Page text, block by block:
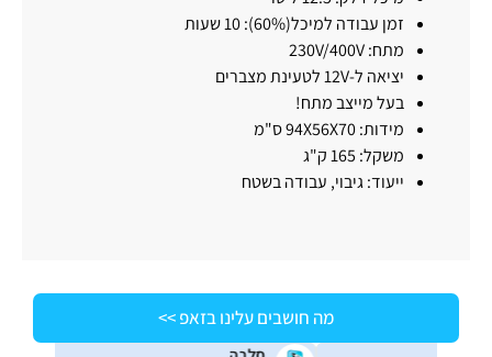
זמן עבודה למיכל(60%): 10 שעות
מתח: 230V/400V
יציאה ל-12V לטעינת מצברים
בעל מייצב מתח!
מידות: 94X56X70 ס"מ
משקל: 165 ק"ג
ייעוד: גיבוי, עבודה בשטח
מה חושבים עלינו בזאפ >>